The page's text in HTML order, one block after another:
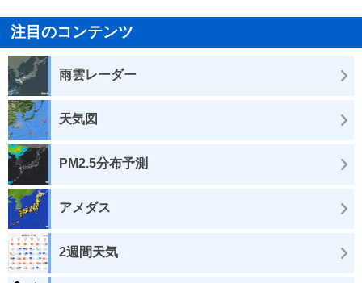
注目のコンテンツ
雨雲レーダー
天気図
PM2.5分布予測
アメダス
2週間天気